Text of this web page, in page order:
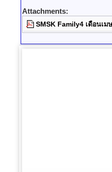
Attachments:
SMSK Family4 เดือนเ